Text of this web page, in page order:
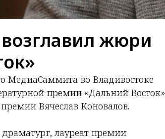
жюри
МедиаСаммита во Владивостоке
премии «Дальний Восток»
Вячеслав Коновалов.
лауреат премии